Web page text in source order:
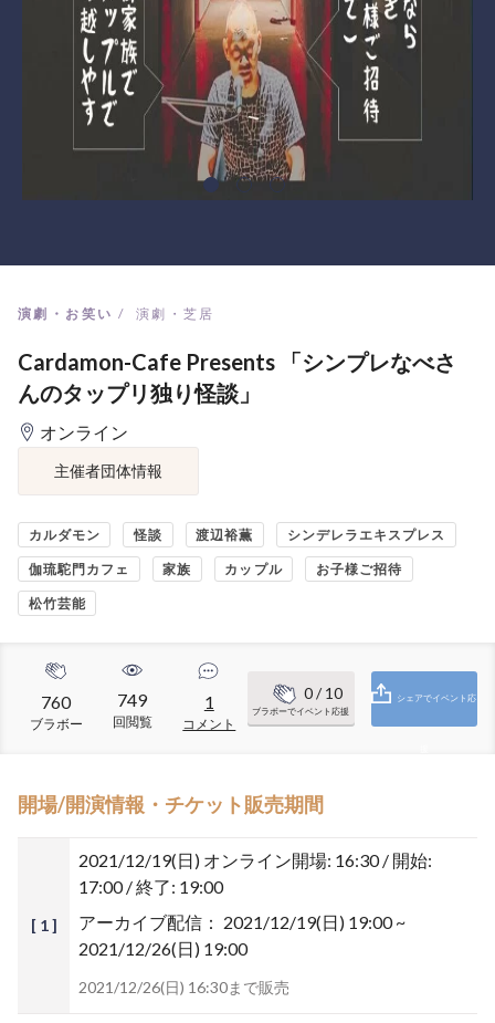
演劇・お笑い 演劇・芝居
Cardamon-Cafe Presents 「シンプレなべさ
んのタップリ独り怪談」
オンライン
主催者団体情報
カルダモン 怪談 渡辺裕薫 シンデレラエキスプレス
伽琉駝門カフェ 家族 カップル お子様ご招待
松竹芸能
760
ブラボー
749
回閲覧
1
コメント
0/ 10
ブラボーでイベント応援
シェアでイベント応
開場/開演情報・チケット販売期間
[ 1 ]
2021/12/19(日) オンライン開場: 16:30 / 開始:
17:00 / 終了: 19:00
アーカイブ配信： 2021/12/19(日) 19:00 ~
2021/12/26(日) 19:00
2021/12/26(日) 16:30まで販売